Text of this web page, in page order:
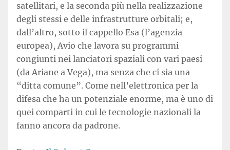
satellitari, e la seconda più nella realizzazione
degli stessi e delle infrastrutture orbitali; e,
dall’altro, sotto il cappello Esa (l’agenzia
europea), Avio che lavora su programmi
congiunti nei lanciatori spaziali con vari paesi
(da Ariane a Vega), ma senza che ci sia una
“ditta comune”. Come nell’elettronica per la
difesa che ha un potenziale enorme, ma è uno di
quei comparti in cui le tecnologie nazionali la
fanno ancora da padrone.